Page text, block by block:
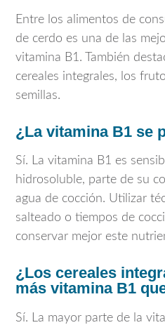
Entre los alimentos de
de cerdo es una de las
vitamina B1. También
cereales integrales, los
semillas.
¿La vitamina B1 se
Sí. La vitamina B1 es
hidrosoluble, parte de su
agua de cocción. Utilizar
salteado o tiempos de
conservar mejor este
¿Los cereales
más vitamina B1
Sí. La mayor parte de la